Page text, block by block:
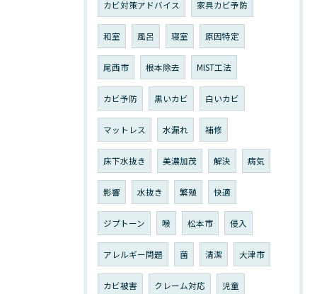
カビ対策アドバイス 家具カビ予防
和室 風呂 寝室 原因特定
尾西市 根本除去 MIST工法
カビ予防 黒いカビ 白いカビ
マットレス 水漏れ 補修
床下水抜き 美濃加茂 解決 病気
影響 水抜き 繁殖 快適
ジプトーン 喉 松本市 侵入
アレルギー問題 菌 清潔 大津市
カビ被害 クレーム対応 児童